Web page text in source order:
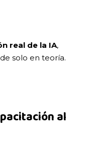
real de la IA,
solo en teoría.
al